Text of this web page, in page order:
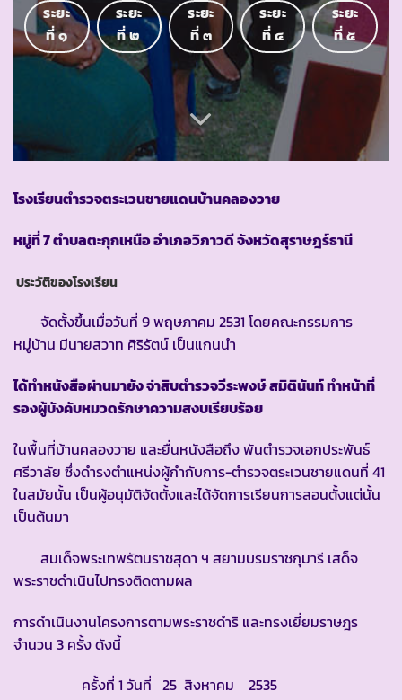
ระยะ
ที่ ๑
ระยะ
ที่ ๒
ระยะ
ที่ ๓
ระยะ
ที่ ๔
ระยะ
ที่ ๕
โรงเรียนตำรวจตระเวนชายแดนบ้านคลองวาย
หมู่ที่ 7 ตำบลตะกุกเหนือ อำเภอวิภาวดี จังหวัดสุราษฎร์ธานี
ประวัติของโรงเรียน
จัดตั้งขึ้นเมื่อวันที่ 9 พฤษภาคม 2531 โดยคณะกรรมการ
หมู่บ้าน มีนายสวาท ศิริรัตน์ เป็นแกนนำ
ได้ทำหนังสือผ่านมายัง จ่าสิบตำรวจวีระพงษ์ สมิตินันท์ ทำหน้าที่
รองผู้บังคับหมวดรักษาความสงบเรียบร้อย
ในพื้นที่บ้านคลองวาย และยื่นหนังสือถึง พันตำรวจเอกประพันธ์
ศรีวาลัย ซึ่งดำรงตำแหน่งผู้กำกับการ-ตำรวจตระเวนชายแดนที่ 41
ในสมัยนั้น เป็นผู้อนุมัติจัดตั้งและได้จัดการเรียนการสอนตั้งแต่นั้น
เป็นต้นมา
สมเด็จพระเทพรัตนราชสุดา ฯ สยามบรมราชกุมารี เสด็จ
พระราชดำเนินไปทรงติดตามผล
การดำเนินงานโครงการตามพระราชดำริ และทรงเยี่ยมราษฎร
จำนวน 3 ครั้ง ดังนี้
ครั้งที่ 1 วันที่ 25 สิงหาคม 2535